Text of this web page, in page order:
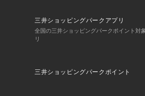
三井ショッピングパークアプリ
全国の三井ショッピングパークポイント対
リ
三井ショッピングパークポイント